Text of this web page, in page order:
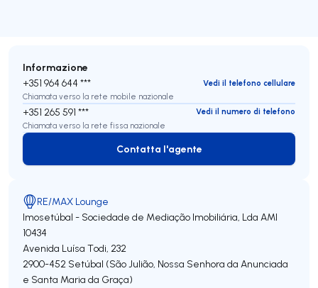
Informazione
+351 964 644 ***
Vedi il telefono cellulare
Chiamata verso la rete mobile nazionale
+351 265 591 ***
Vedi il numero di telefono
Chiamata verso la rete fissa nazionale
Contatta l'agente
Contatta l'agente
RE/MAX Lounge
Imosetúbal - Sociedade de Mediação Imobiliária, Lda AMI
10434
Avenida Luísa Todi, 232
2900-452 Setúbal (São Julião, Nossa Senhora da Anunciada
e Santa Maria da Graça)